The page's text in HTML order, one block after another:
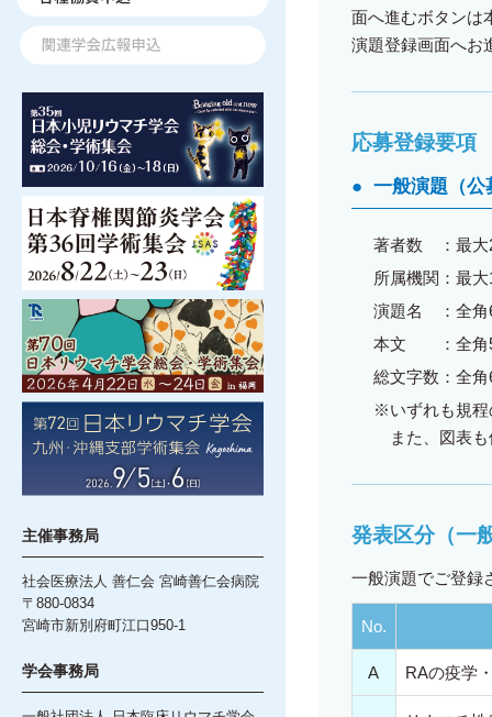
主催事務局
社会医療法人 善仁会 宮崎善仁会病院
〒880-0834
宮崎市新別府町江口950-1
学会事務局
面へ進むボタンは
演題登録画面へお
応募登録要項
● 一般演題（公
著者数
：最
所属機関 ：最
演題名
：全
本文
：全
総文字数 ：全
※いずれも規
また、図表
発表区分（一
一般演題でご登録
No.
A RAの疫学